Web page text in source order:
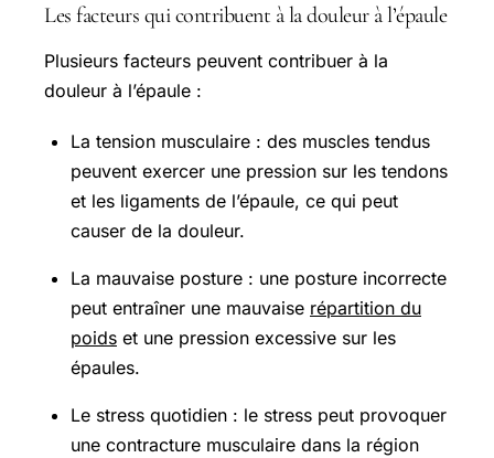
Les facteurs qui contribuent à la douleur à l’épaule
Plusieurs facteurs peuvent contribuer à la
douleur à l’épaule :
La tension musculaire : des muscles tendus
peuvent exercer une pression sur les tendons
et les ligaments de l’épaule, ce qui peut
causer de la douleur.
La mauvaise posture : une posture incorrecte
peut entraîner une mauvaise répartition du
poids et une pression excessive sur les
épaules.
Le stress quotidien : le stress peut provoquer
une contracture musculaire dans la région